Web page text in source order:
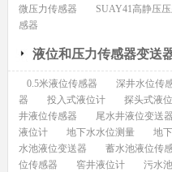
微压力传感器
SUAY41高静压
感器
液位和压力传感器变送
0.5米液位传感器 深井水位传
器
投入式液位计 探头式液
井液位传感器
尾水井液位变送器
液位计
地下水水位测量 地
水池液位变送器
蓄水池液位传
位传感器
窖井液位计 污水